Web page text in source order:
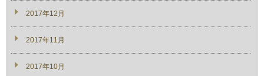
2017年12月
2017年11月
2017年10月